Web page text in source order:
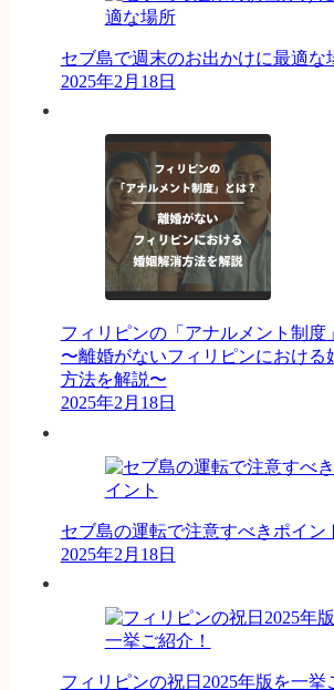
セブ島で週末のお出かけに最適な
2025年2月18日
フィリピンの「アナルメント制度
〜離婚がないフィリピンにおける
方法を解説〜
2025年2月18日
セブ島の運転で注意すべきポイン
2025年2月18日
フィリピンの祝日2025年版を一挙